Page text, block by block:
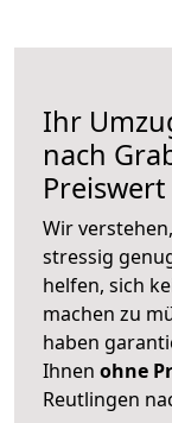
Ihr
nach
Preiswert
Wir
stressig
helfen, sich
machen zu
haben
Ihnen ohne
Reutlingen